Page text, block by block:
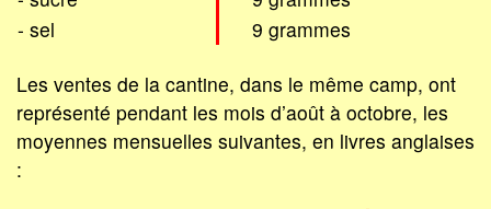
- sel
9 grammes
Les ventes de la cantine, dans le même camp, ont
représenté pendant les mois d’août à octobre, les
moyennes mensuelles suivantes, en livres anglaises
: